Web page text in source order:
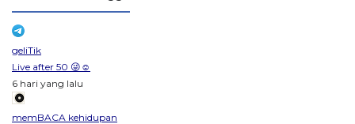
geliTik
Live after 50 😜☺️
6 hari yang lalu
memBACA kehidupan